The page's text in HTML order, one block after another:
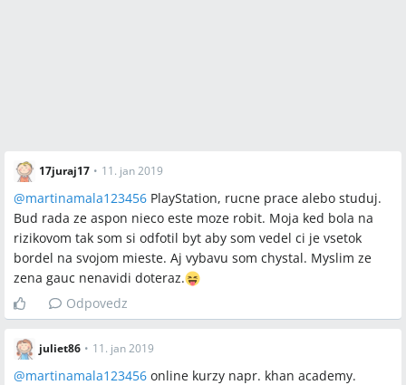
17juraj17 • 11. jan 2019
@martinamala123456 PlayStation, rucne prace alebo studuj.
Bud rada ze aspon nieco este moze robit. Moja ked bola na
rizikovom tak som si odfotil byt aby som vedel ci je vsetok
bordel na svojom mieste. Aj vybavu som chystal. Myslim ze
zena gauc nenavidi doteraz.
Odpovedz
juliet86 • 11. jan 2019
@martinamala123456 online kurzy napr. khan academy.